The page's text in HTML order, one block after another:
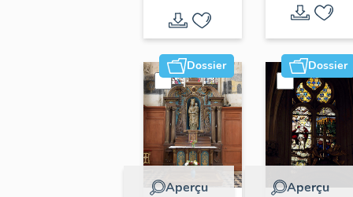
avec
donateurs
Dossier
Aperçu
Dossier
Aperçu